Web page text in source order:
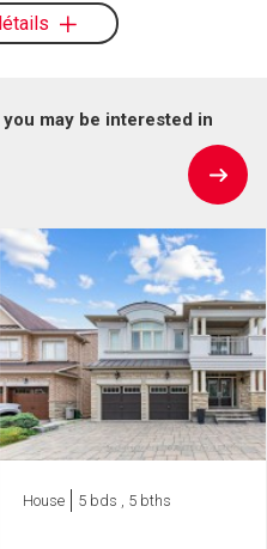
may be interested in
House 5 bds , 5 bths